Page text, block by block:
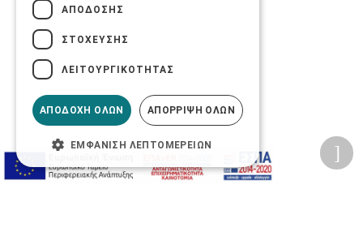
ΑΠΌΔΟΣΗΣ
ΣΤΌΧΕΥΣΗΣ
ΛΕΙΤΟΥΡΓΙΚΌΤΗΤΑΣ
ΑΠΟΔΟΧΉ ΌΛΩΝ ΑΠΌΡΡΙΨΗ ΌΛΩΝ
ΕΜΦΆΝΙΣΗ ΛΕΠΤΟΜΕΡΕΙΏΝ